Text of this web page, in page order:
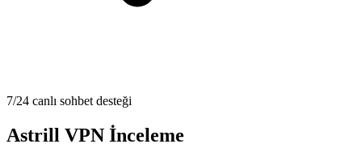
7/24 canlı sohbet desteği
Astrill VPN İnceleme